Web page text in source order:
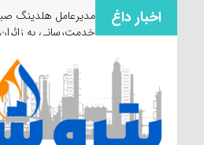
اخبار داغ
مدیرعامل هلدینگ
خدمت‌رسانی به زائران